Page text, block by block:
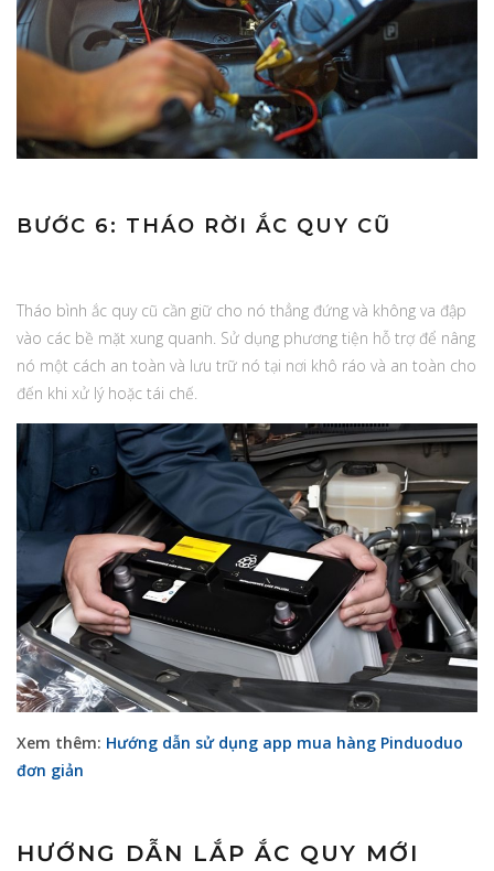
BƯỚC 6: THÁO RỜI ẮC QUY CŨ
Tháo bình ắc quy cũ cần giữ cho nó thẳng đứng và không va đập
vào các bề mặt xung quanh. Sử dụng phương tiện hỗ trợ để nâng
nó một cách an toàn và lưu trữ nó tại nơi khô ráo và an toàn cho
đến khi xử lý hoặc tái chế.
Xem thêm: Hướng dẫn sử dụng app mua hàng Pinduoduo
đơn giản
HƯỚNG DẪN LẮP ẮC QUY MỚI